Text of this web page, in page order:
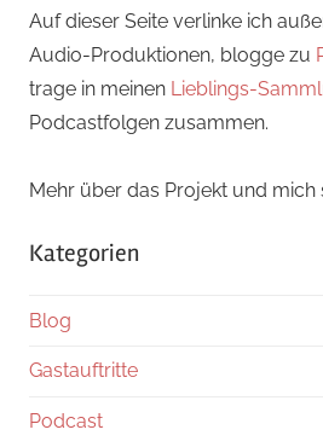
Auf dieser Seite verlinke ich
Audio-Produktionen, blogge zu
trage in meinen Lieblings-
Podcastfolgen zusammen.
Mehr über das Projekt und mich
Kategorien
Blog
Gastauftritte
Podcast